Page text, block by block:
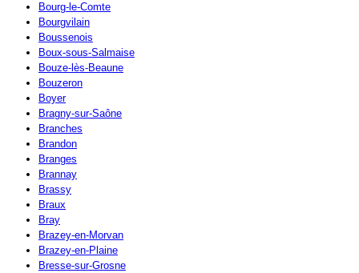
Bourg-le-Comte
Bourgvilain
Boussenois
Boux-sous-Salmaise
Bouze-lès-Beaune
Bouzeron
Boyer
Bragny-sur-Saône
Branches
Brandon
Branges
Brannay
Brassy
Braux
Bray
Brazey-en-Morvan
Brazey-en-Plaine
Bresse-sur-Grosne